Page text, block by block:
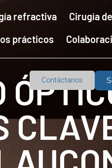
refractiva
Cirugía
prácticos
Contáctanos